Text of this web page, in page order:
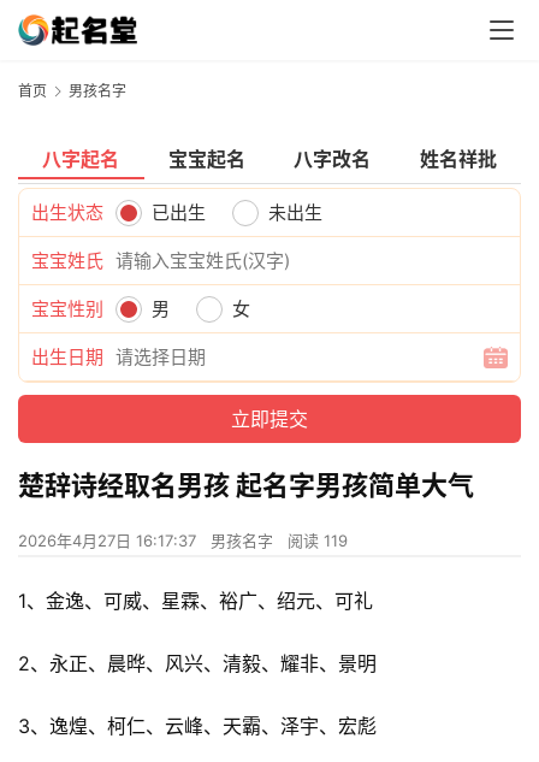
首页 男孩名字
八字起名 宝宝起名 八字改名 姓名祥批
出生状态 已出生 未出生
宝宝姓氏
宝宝性别 男 女
出生日期
楚辞诗经取名男孩 起名字男孩简单大气
2026年4月27日 16:17:37 男孩名字 阅读 119
1、金逸、可威、星霖、裕广、绍元、可礼
2、永正、晨晔、风兴、清毅、耀非、景明
3、逸煌、柯仁、云峰、天霸、泽宇、宏彪